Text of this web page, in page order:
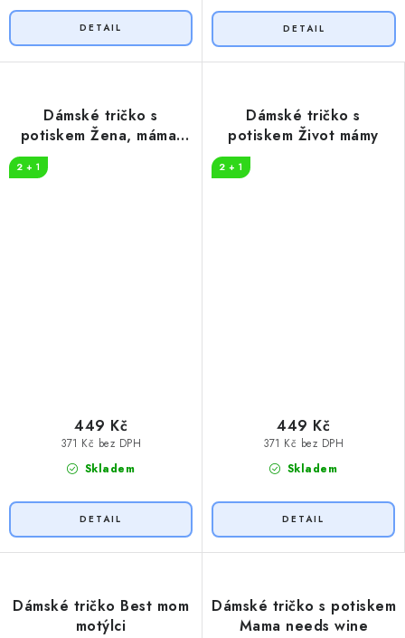
Dámské tričko s
potiskem Žena, máma,
2 + 1
Skladem
371 Kč bez DPH
449 Kč
Dámské tričko s
potiskem Život mámy
2 + 1
Skladem
371 Kč bez DPH
449 Kč
Dámské tričko Best mom
motýlci
Dámské tričko s potiskem
Mama needs wine